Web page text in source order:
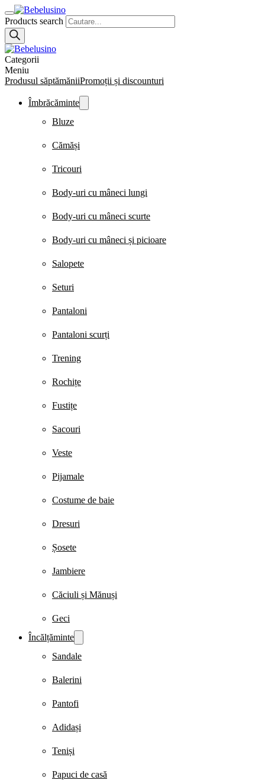
Products search
Categorii
Meniu
Produsul săptămăniiPromoții și discounturi
Îmbrăcăminte
Bluze
Cămăși
Tricouri
Body-uri cu mâneci lungi
Body-uri cu mâneci scurte
Body-uri cu mâneci și picioare
Salopete
Seturi
Pantaloni
Pantaloni scurți
Trening
Rochițe
Fustițe
Sacouri
Veste
Pijamale
Costume de baie
Dresuri
Șosete
Jambiere
Căciuli și Mănuși
Geci
Încălțăminte
Sandale
Balerini
Pantofi
Adidași
Teniși
Papuci de casă